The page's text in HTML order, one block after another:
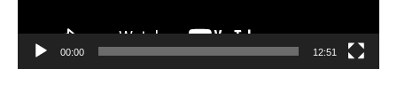
00:00 12:51